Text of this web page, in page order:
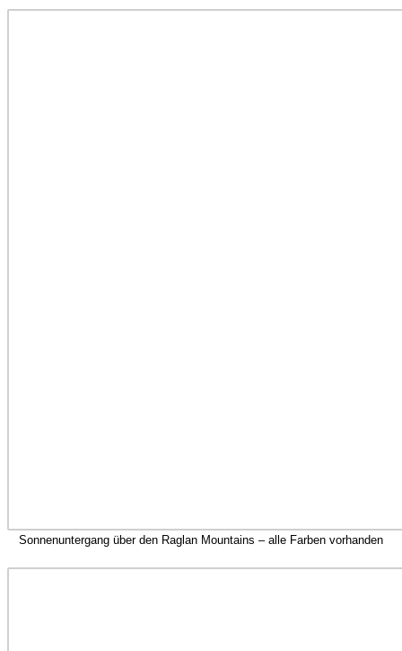
Sonnenuntergang über den Raglan Mountains – alle Farben vorhanden